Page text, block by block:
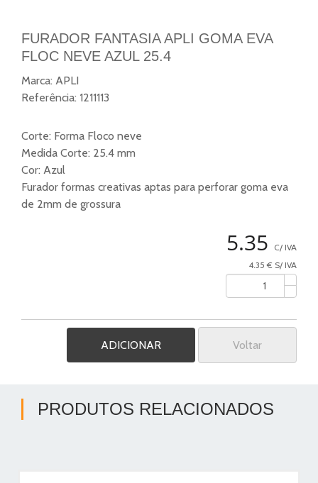
FURADOR FANTASIA APLI GOMA EVA
FLOC NEVE AZUL 25.4
Marca: APLI
Referência: 1211113
Corte: Forma Floco neve
Medida Corte: 25.4 mm
Cor: Azul
Furador formas creativas aptas para perforar goma eva
de 2mm de grossura
5.35
C/ IVA
4.35 € S/ IVA
Voltar
PRODUTOS RELACIONADOS